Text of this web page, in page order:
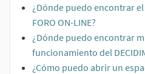
¿Dónde puedo encontrar
FORO ON-LINE?
¿Dónde puedo encontrar
funcionamiento del
¿Cómo puedo abrir un